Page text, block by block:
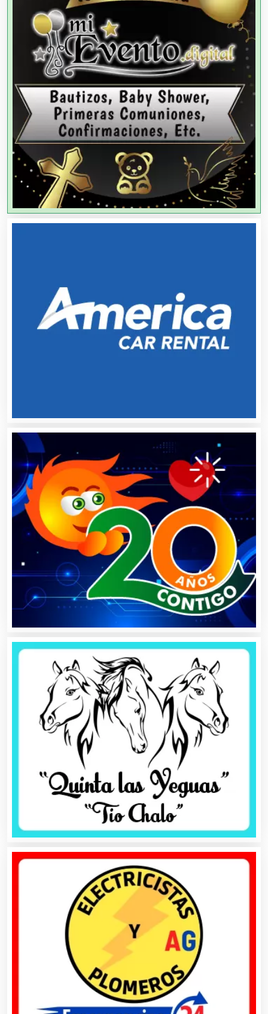
Agencias de Colocación
Agencias de Modelos
Agencias de Publicidad
Agencias de Viajes
Agricultores
Agua Purificada
Aire Acondicionado
Albercas
Alimentos
Almacenaje
Alquiler de Autos
Alquiler de Equipos para Fiestas
Alquiler de Sillas y Mesas
Alquiler de Trajes de Etiqueta
Alta Costura
Aluminio
Análisis Clínicos
Análisis de Aguas
Animadores de Eventos